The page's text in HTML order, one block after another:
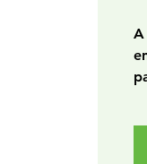
A